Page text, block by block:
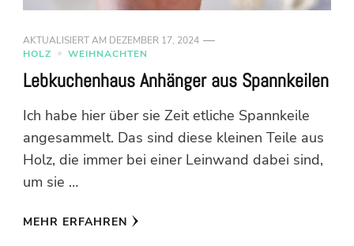
AKTUALISIERT AM DEZEMBER 17, 2024
HOLZ
WEIHNACHTEN
Lebkuchenhaus Anhänger aus Spannkeilen
Ich habe hier über sie Zeit etliche Spannkeile
angesammelt. Das sind diese kleinen Teile aus
Holz, die immer bei einer Leinwand dabei sind,
um sie …
MEHR ERFAHREN